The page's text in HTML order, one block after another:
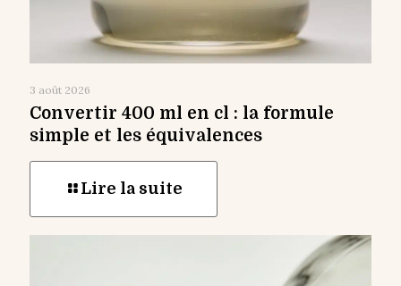
3 août 2026
Convertir 400 ml en cl : la formule
simple et les équivalences
Lire la suite